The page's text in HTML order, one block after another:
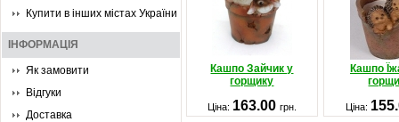
Купити в інших містах України
ІНФОРМАЦІЯ
Як замовити
Відгуки
Доставка
Кашпо Зайчик у
горщику
Кашпо
Ціна: 163.00 грн. Ціна: